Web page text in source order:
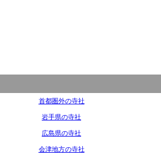
首都圏外の寺社
岩手県の寺社
広島県の寺社
会津地方の寺社